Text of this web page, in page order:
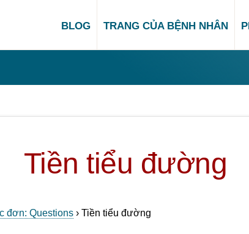
BLOG TRANG CỦA BỆNH NHÂN
Tiền tiểu đường
đơn: Questions › Tiền tiểu đường